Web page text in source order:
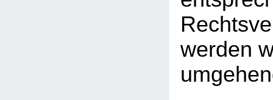
werden